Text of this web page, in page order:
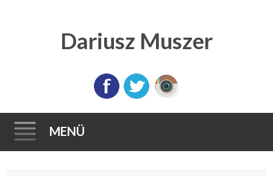
Dariusz Muszer
MENÜ